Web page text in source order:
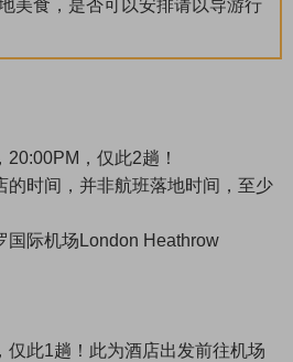
美食，是否可以安排请以导游行
20:00PM，仅此2趟！
的时间，并非航班落地时间，至少
国际机场 London Heathrow
仅此1趟！此为酒店出发前往机场